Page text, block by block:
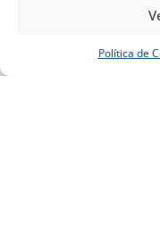
Política de